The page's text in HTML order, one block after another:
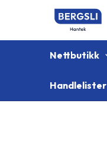
Nettbutikk
Handlelister